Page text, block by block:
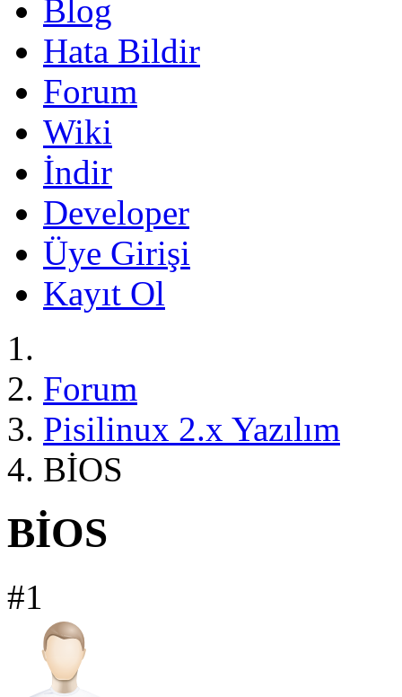
Blog
Hata Bildir
Forum
Wiki
İndir
Developer
Üye Girişi
Kayıt Ol
Forum
Pisilinux 2.x Yazılım
BİOS
BİOS
#1